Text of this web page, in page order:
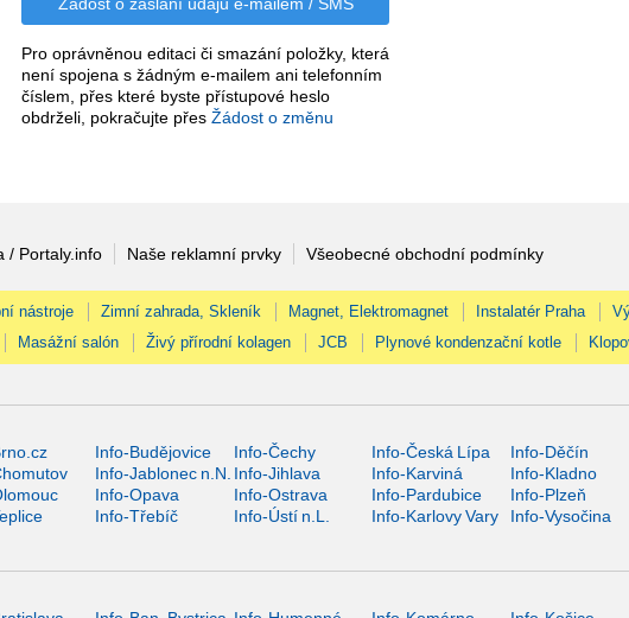
Pro oprávněnou editaci či smazání položky, která
není spojena s žádným e-mailem ani telefonním
číslem, přes které byste přístupové heslo
obdrželi, pokračujte přes Žádost o změnu
/ Portaly.info Naše reklamní prvky Všeobecné obchodní podmínky
nástroje Zimní zahrada, Skleník Magnet, Elektromagnet Instalatér Praha
Masážní salón Živý přírodní kolagen JCB Plynové kondenzační kotle
Info-Budějovice Info-Čechy Info-Česká Lípa Info-Děčín
Info-Jablonec n.N. Info-Jihlava Info-Karviná Info-Kladno
Info-Opava Info-Ostrava Info-Pardubice Info-Plzeň
Info-Třebíč Info-Ústí n.L. Info-Karlovy Vary Info-Vysočina